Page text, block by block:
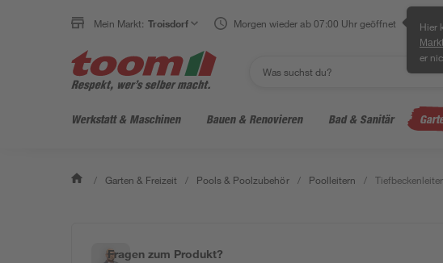
Mein Markt: Troisdorf Morgen wieder ab 07:00 Uhr geöffnet Hier
er
Werkstatt & Maschinen Bauen & Renovieren Bad & Sanitär
/ Garten & Freizeit / Pools & Poolzubehör / Poolleitern /
Fragen zum Produkt?